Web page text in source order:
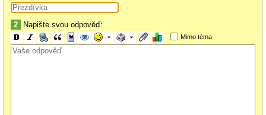
2 Napište svou odpověď:
Mimo téma